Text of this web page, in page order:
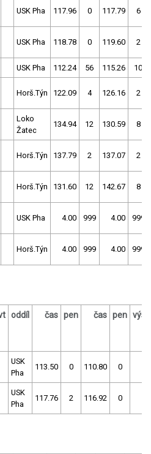
USK Pha 117.96 0 117.79 6
USK Pha 118.78 0 119.60 2
USK Pha 112.24 56 115.26 10
Horš.Týn 122.09 4 126.16 2
Loko
Žatec
134.94 12 130.59 8
Horš.Týn 137.79 2 137.07 2
Horš.Týn 131.60 12 142.67 8
USK Pha 4.00 999 4.00 999
Horš.Týn 4.00 999 4.00 999
oddíl čas pen čas pen
USK
Pha
113.50 0 110.80 0
USK
Pha
117.76 2 116.92 0